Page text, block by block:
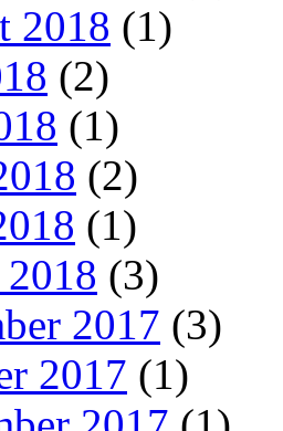
2018 (1)
(2)
(1)
(2)
(1)
2018 (3)
2017 (3)
2017 (1)